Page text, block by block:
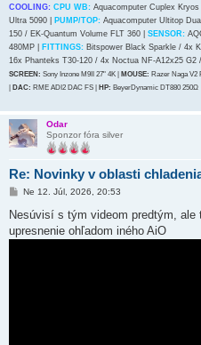
COOLING: CPU WB: Aquacomputer Cuplex Kryos
Ultra 5090 |
PUMP/TOP: Aquacomputer Ultitop
150 / EK-Quantum Volume FLT 360 | SENSOR:
480MP |
FITTINGS: Bitspower Black Sparkle / 4x
16x Phanteks T30-120 / 4x Noctua NF-A12x25 G2
SCREEN: Sony Inzone M9II 27" 4K | MOUSE: Razer Naga V2
DAC: RME ADI2 DAC FS | HP: BeyerDynamic DT880 250Ω
Odar
Sponzor fóra silver
Re: Novinky v oblasti
P
í
p
Ne 12. Júl, 2026, 20:53
Nesúvisí s tým videom predtým,
upresnenie ohľadom iného AiO